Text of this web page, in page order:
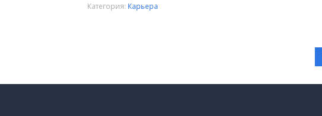
Категория: Карьера